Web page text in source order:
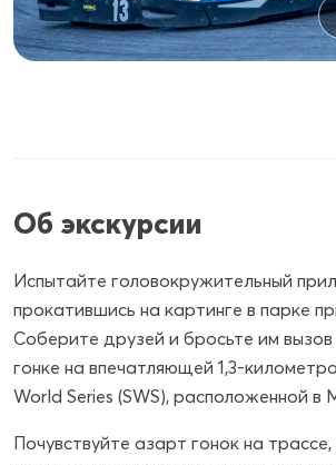
Об экскурсии
Испытайте головокружительный
прокатившись на картинге в парке
Соберите друзей и бросьте им вызов
гонке на впечатляющей 1,3-
World Series (SWS), расположенной в
Почувствуйте азарт гонок на